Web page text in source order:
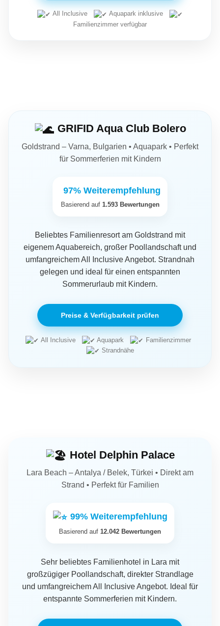
All Inclusive
Aquapark inklusive
Familienzimmer verfügbar
GRIFID Aqua Club Bolero
Goldstrand – Varna, Bulgarien • Aquapark • Perfekt
für Sommerferien mit Kindern
97% Weiterempfehlung
Basierend auf 1.593 Bewertungen
Beliebtes Familienresort am Goldstrand mit
eigenem Aquabereich, großer Poollandschaft und
umfangreichem All Inclusive Angebot. Strandnah
gelegen und ideal für einen entspannten
Sommerurlaub mit Kindern.
Preise & Verfügbarkeit prüfen
All Inclusive Aquapark
Familienzimmer
Strandnähe
Hotel Delphin Palace
Lara Beach – Antalya / Belek, Türkei • Direkt am
Strand • Perfekt für Familien
99% Weiterempfehlung
Basierend auf 12.042 Bewertungen
Sehr beliebtes Familienhotel in Lara mit
großzügiger Poollandschaft, direkter Strandlage
und umfangreichem All Inclusive Angebot. Ideal für
entspannte Sommerferien mit Kindern.